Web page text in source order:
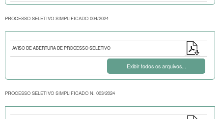
PROCESSO SELETIVO SIMPLIFICADO 004/2024
AVISO DE ABERTURA DE PROCESSO SELETIVO
Exibir todos os arquivos...
PROCESSO SELETIVO SIMPLIFICADO N. 003/2024